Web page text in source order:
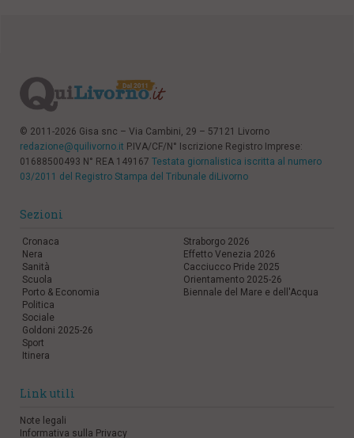
© 2011-2026 Gisa snc – Via Cambini, 29 – 57121 Livorno
redazione@quilivorno.it P.IVA/CF/N° Iscrizione Registro Imprese:
01688500493 N° REA 149167 Testata giornalistica iscritta al numero
03/2011 del Registro Stampa del Tribunale diLivorno
Sezioni
Cronaca
Nera
Sanità
Scuola
Porto & Economia
Politica
Sociale
Goldoni 2025-26
Sport
Itinera
Straborgo 2026
Effetto Venezia 2026
Cacciucco Pride 2025
Orientamento 2025-26
Biennale del Mare e dell'Acqua
Link utili
Note legali
Informativa sulla Privacy